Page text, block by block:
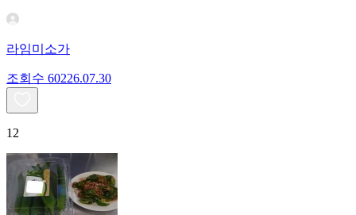
라임미소가
조회수 60226.07.30
12